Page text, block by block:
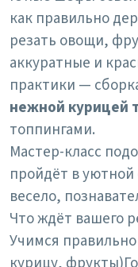
как правильно
резать овощи,
аккуратные и
практики —
нежной курицей
топпингами.
Мастер-класс
пройдёт в уютной
весело,
Что ждёт вашего
Учимся